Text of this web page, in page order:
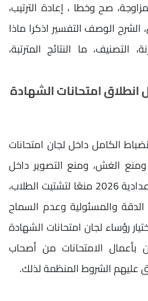
صح وخطا ، إعادة الترتيب،
الشرح الوصف التفسير اذكرا ماذا
التصنيف، ما النتائج المترتبة،
امتحانات الشهادة
الكامل داخل لجان امتحانات
الشهادة الإعدادية 2026 ومنع الغش، ومنع التصوير داخل
لجان امتحانات الشهادة الإعدادية 2026 منعًا لتشتيت الطلاب،
والمسئولية وعدم السماح
رؤساء لجان امتحانات الشهادة
والعاملين بأعمال الامتحانات من أصحاب
عليهم الشروط المنظمة لذلك.